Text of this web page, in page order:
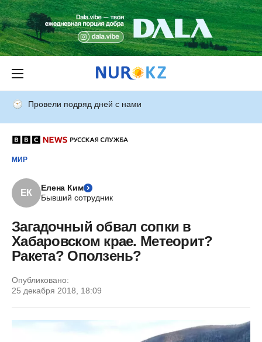
Провели подряд дней с нами
МИР
ЕК
Елена Ким
Бывший сотрудник
Загадочный обвал сопки в
Хабаровском крае. Метеорит?
Ракета? Оползень?
Опубликовано:
25 декабря 2018, 18:09